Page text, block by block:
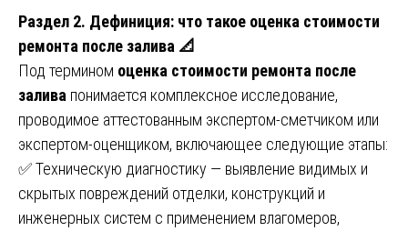
Раздел 2. Дефиниция: что такое оценка стоимости
ремонта после залива 📐
Под термином оценка стоимости ремонта после
залива понимается комплексное исследование,
проводимое аттестованным экспертом-сметчиком или
экспертом-оценщиком, включающее следующие этапы:
✅ Техническую диагностику — выявление видимых и
скрытых повреждений отделки, конструкций и
инженерных систем с применением влагомеров,